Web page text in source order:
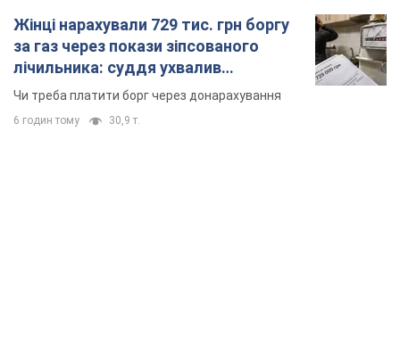
Жінці нарахували 729 тис. грн боргу
за газ через покази зіпсованого
лічильника: суддя ухвалив
неочікуване рішення
Чи треба платити борг через донарахування
6 годин тому 30,9 т.